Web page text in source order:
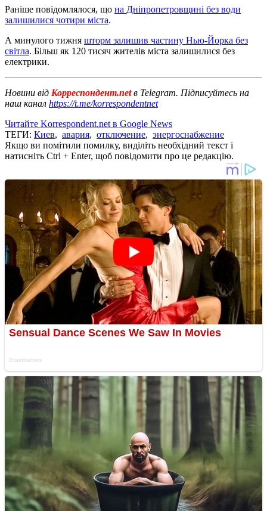
Раніше повідомлялося, що на Дніпропетровщині без води
залишилися чотири міста.
А минулого тижня шторм залишив частину Нью-Йорка без
світла. Більш як 120 тисяч жителів міста залишилися без
електрики.
Новини від Корреспондент.netв Telegram. Підписуйтесь на
наш канал https://t.me/korrespondentnet
Читайте Korrespondent.net в Google News
ТЕГИ: Киев, авария, отключение, энергоснабжение
Якщо ви помітили помилку, виділіть необхідний текст і
натисніть Ctrl + Enter, щоб повідомити про це редакцію.